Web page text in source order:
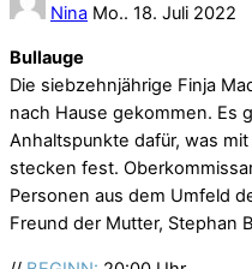
Nina Mo.. 18. Juli 2022
Bullauge
Die siebzehnjährige Finja
nach Hause gekommen. Es
Anhaltspunkte dafür, was
stecken fest.
Personen aus dem Umfeld
Freund der Mutter, Stephan